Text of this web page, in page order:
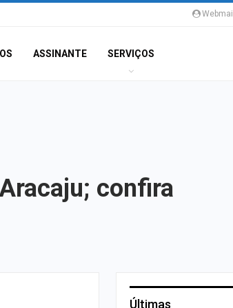
Webmail
ASSINANTE SERVIÇOS
confira
Últimas